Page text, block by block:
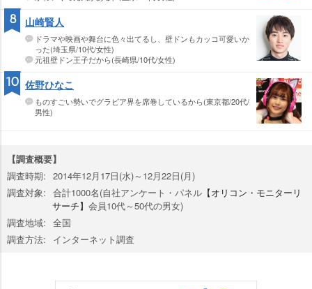
山崎賢人
ドラマや映画や舞台に色々出てるし、壁ドンもカッコ可愛いか
った(埼玉県/10代/女性)
元祖壁ドン王子だから(長崎県/10代/女性)
8
佐野ひなこ
ものすごい勢いでグラビア界を席巻しているから(東京都/20代/
男性)
10
【調査概要】
調査時期: 2014年12月17日(水)～12月22日(月)
調査対象: 合計1000名(自社アンケート・パネル 【オリコン・モニターリ
サーチ】 会員10代～50代の男女)
調査地域: 全国
調査方法:
インターネット調査